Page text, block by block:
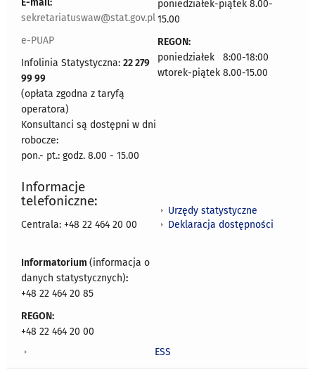
E-mail:
sekretariatuswaw@stat.gov.pl
e-PUAP
Infolinia Statystyczna: 22 279
99 99
(opłata zgodna z taryfą
operatora)
Konsultanci są dostępni w dni
robocze:
pon.- pt.: godz. 8.00 - 15.00
poniedziałek-piątek 8.00-
15.00
REGON:
poniedziałek 8:00-18:00
wtorek-piątek 8.00-15.00
Informacje
telefoniczne:
Centrala: +48 22 464 20 00
Informatorium (informacja o
danych statystycznych):
+48 22 464 20 85
REGON:
+48 22 464 20 00
Urzędy statystyczne
Deklaracja dostępności
ESS